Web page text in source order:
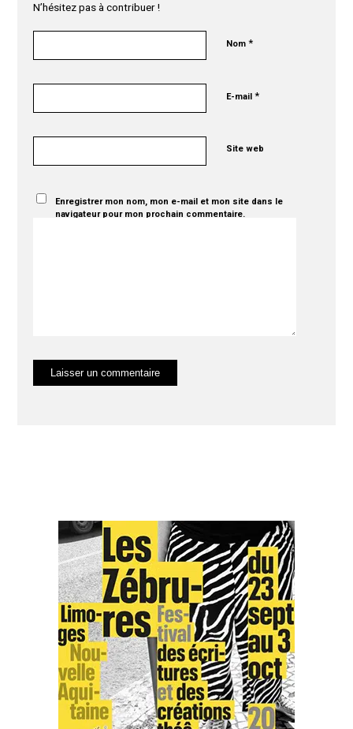
N’hésitez pas à contribuer !
Nom*
E-mail*
Site web
Enregistrer mon nom, mon e-mail et mon site dans le
navigateur pour mon prochain commentaire.